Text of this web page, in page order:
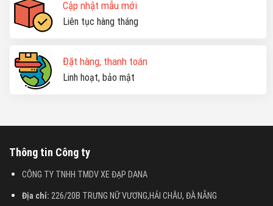
Cập nhật mẫu mới
Liên tục hàng tháng
Đặt hàng, thanh toán
Linh hoạt, bảo mật
Thông tin Công ty
CÔNG TY TNHH TMDV XE ĐẠP DANA
Địa chỉ: 226/20B TRƯNG NỮ VƯƠNG,HẢI CHÂU, ĐÀ NẴNG